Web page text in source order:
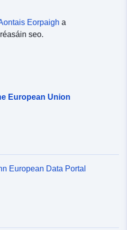
inar litir é XX = cód na
nua, ag dul
breac-chuntas modhnaithe sa
(cumasc nó deighilt
comhrian 2015
Eorpaigh a
seo.
European Union
European Data Portal